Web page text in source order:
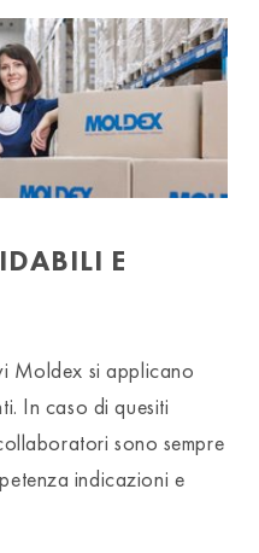
E
Moldex si applicano
In caso di quesiti
sono sempre
indicazioni e